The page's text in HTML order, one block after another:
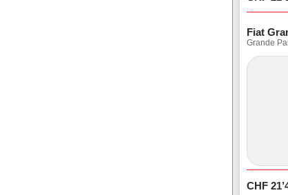
Fiat
Grande
CHF